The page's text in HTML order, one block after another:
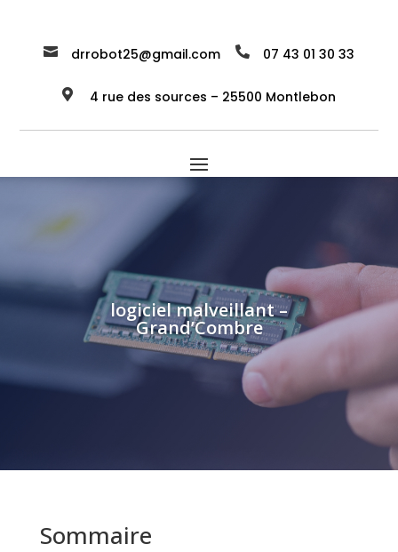
 drrobot25@gmail.com  07 43 01 30 33
 4 rue des sources – 25500 Montlebon
logiciel malveillant –
Grand’Combre
Sommaire